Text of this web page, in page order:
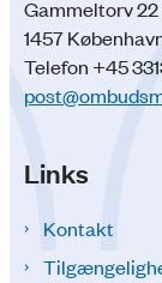
Gammeltorv 22
1457
Telefon +45
Links
Kontakt